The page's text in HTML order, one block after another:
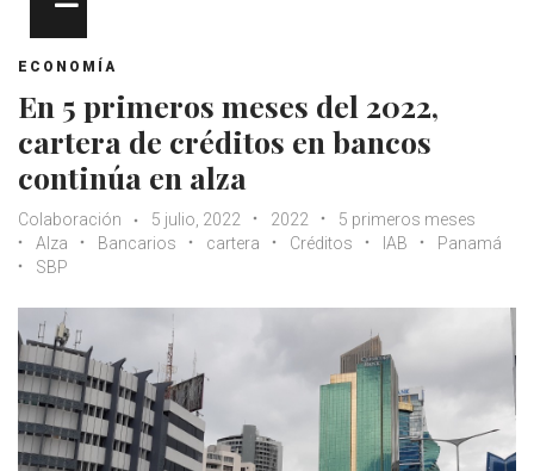
ECONOMÍA
En 5 primeros meses del 2022,
cartera de créditos en bancos
continúa en alza
Colaboración 5 julio, 2022 2022
5 primeros meses
Alza
Bancarios cartera Créditos IAB
Panamá
SBP